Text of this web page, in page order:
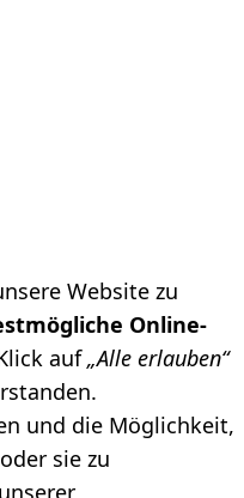
Website zu
Online-
auf„Alle erlauben“
und die Möglichkeit,
sie zu